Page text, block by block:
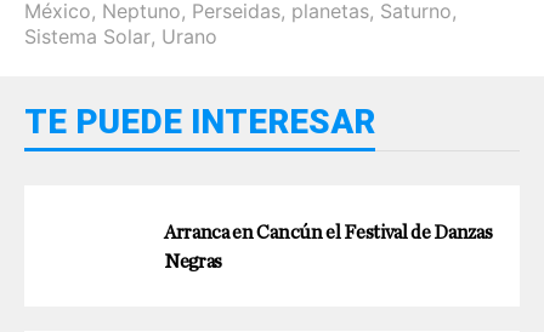
México, Neptuno, Perseidas, planetas, Saturno,
Sistema Solar, Urano
TE PUEDE INTERESAR
Arranca en Cancún el Festival de Danzas
Negras